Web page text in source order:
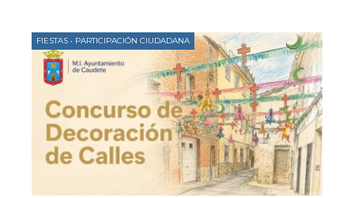
FIESTAS • PARTICIPACIÓN CIUDADANA